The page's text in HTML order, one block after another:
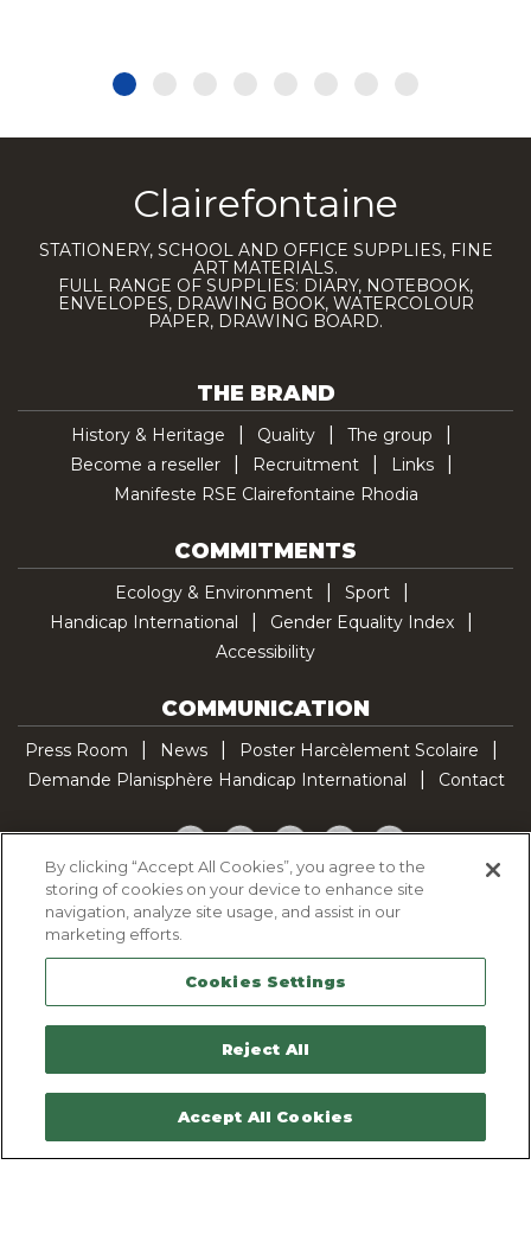
Clairefontaine
STATIONERY, SCHOOL AND OFFICE SUPPLIES, FINE
ART MATERIALS.
FULL RANGE OF SUPPLIES: DIARY, NOTEBOOK,
ENVELOPES, DRAWING BOOK, WATERCOLOUR
PAPER, DRAWING BOARD.
THE BRAND
History & Heritage Quality
The group
Become a reseller
Recruitment
Links
Manifeste RSE Clairefontaine Rhodia
COMMITMENTS
Ecology & Environment
Sport
Handicap International
Gender Equality Index
Accessibility
COMMUNICATION
Press Room News
Poster Harcèlement Scolaire
Demande Planisphère Handicap International
Contact
Facebook
TwitterYouTubePinterestTikTok
Cookie Policy
Legal Notice
Sitemap
Contactez-nous
By clicking “Accept All Cookies”, you agree to the
storing of cookies on your device to enhance site
navigation, analyze site usage, and assist in our
marketing efforts.
Cookies Settings
Reject All
Accept All Cookies